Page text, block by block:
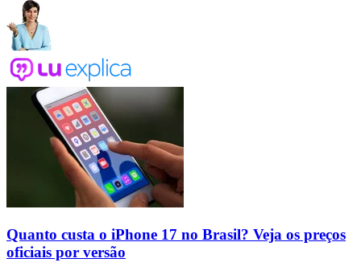
Quanto custa o iPhone 17 no Brasil? Veja os preços
oficiais por versão